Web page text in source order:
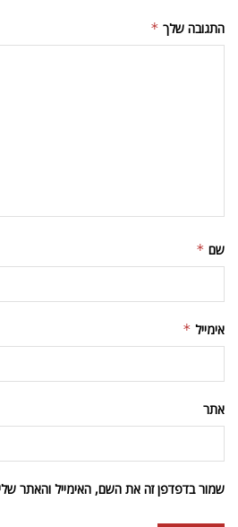
התגובה שלך *
שם *
אימייל *
אתר
שמור בדפדפן זה את השם, האימייל והאתר